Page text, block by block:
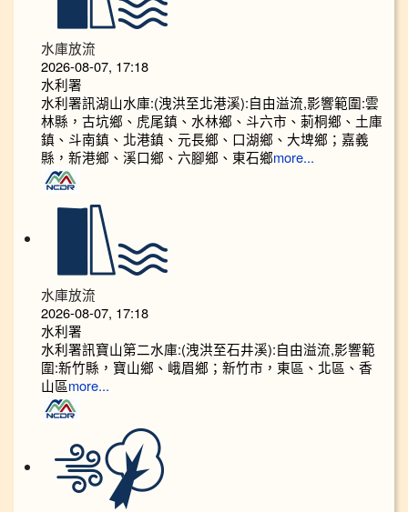
水庫放流
2026-08-07, 17:18
水利署
水利署訊湖山水庫:(洩洪至北港溪):自由溢流,影響範圍:雲
林縣，古坑鄉、虎尾鎮、水林鄉、斗六市、莿桐鄉、土庫
鎮、斗南鎮、北港鎮、元長鄉、口湖鄉、大埤鄉；嘉義
縣，新港鄉、溪口鄉、六腳鄉、東石鄉more...
水庫放流
2026-08-07, 17:18
水利署
水利署訊寶山第二水庫:(洩洪至石井溪):自由溢流,影響範
圍:新竹縣，寶山鄉、峨眉鄉；新竹市，東區、北區、香
山區more...